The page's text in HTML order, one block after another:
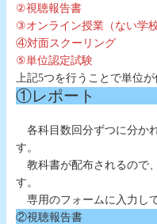
②視聴報告書
③オンライン授業（ない学
④対面スクーリング
⑤単位認定試験
上記5つを行うことで単位が
①レポート
各科目数回分ずつに分か
す。
教科書が配布されるので
す。
専用のフォームに入力し
②視聴報告書